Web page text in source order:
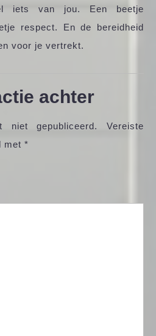
iets van jou. Een beetje
respect. En de bereidheid
voor je vertrekt.
achter
niet gepubliceerd.
Vereiste
met *